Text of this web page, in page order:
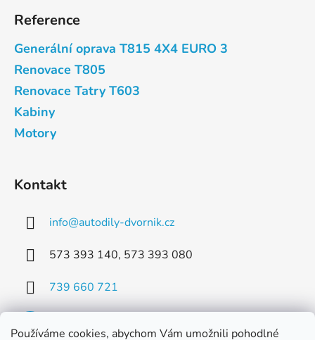
Používáme cookies, abychom Vám umožnili pohodlné
Reference
Generální oprava T815 4X4 EURO 3
Renovace T805
Renovace Tatry T603
Kabiny
Motory
Kontakt
info@autodily-dvornik.cz
573 393 140, 573 393 080
739 660 721